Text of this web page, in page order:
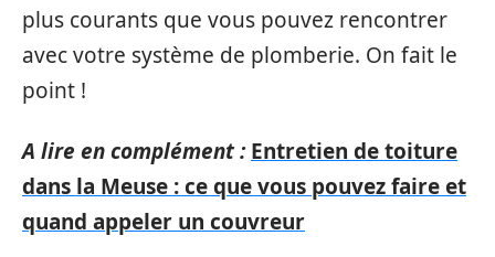
plus courants que vous pouvez rencontrer
avec votre système de plomberie. On fait le
point !
A lire en complément : Entretien de toiture
dans la Meuse : ce que vous pouvez faire et
quand appeler un couvreur